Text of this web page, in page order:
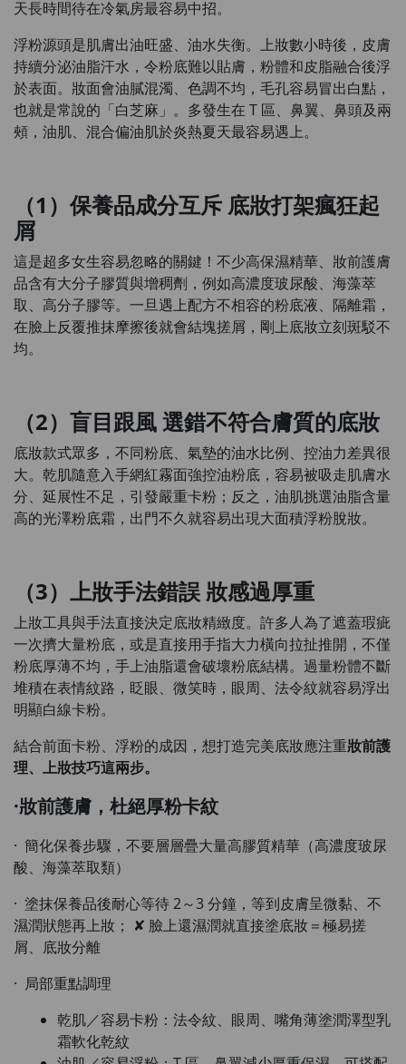
天長時間待在冷氣房最容易中招。
浮粉源頭是肌膚出油旺盛、油水失衡。上妝數小時後，皮膚
持續分泌油脂汗水，令粉底難以貼膚，粉體和皮脂融合後浮
於表面。妝面會油膩混濁、色調不均，毛孔容易冒出白點，
也就是常說的「白芝麻」。多發生在 T 區、鼻翼、鼻頭及兩
頰，油肌、混合偏油肌於炎熱夏天最容易遇上。
（1）保養品成分互斥 底妝打架瘋狂起
屑
這是超多女生容易忽略的關鍵！不少高保濕精華、妝前護膚
品含有大分子膠質與增稠劑，例如高濃度玻尿酸、海藻萃
取、高分子膠等。一旦遇上配方不相容的粉底液、隔離霜，
在臉上反覆推抹摩擦後就會結塊搓屑，剛上底妝立刻斑駁不
均。
（2）盲目跟風 選錯不符合膚質的底妝
底妝款式眾多，不同粉底、氣墊的油水比例、控油力差異很
大。乾肌隨意入手網紅霧面強控油粉底，容易被吸走肌膚水
分、延展性不足，引發嚴重卡粉；反之，油肌挑選油脂含量
高的光澤粉底霜，出門不久就容易出現大面積浮粉脫妝。
（3）上妝手法錯誤 妝感過厚重
上妝工具與手法直接決定底妝精緻度。許多人為了遮蓋瑕疵
一次擠大量粉底，或是直接用手指大力橫向拉扯推開，不僅
粉底厚薄不均，手上油脂還會破壞粉底結構。過量粉體不斷
堆積在表情紋路，眨眼、微笑時，眼周、法令紋就容易浮出
明顯白線卡粉。
結合前面卡粉、浮粉的成因，想打造完美底妝應注重妝前護
理、上妝技巧這兩步。
·妝前護膚，杜絕厚粉卡紋
· 簡化保養步驟，不要層層疊大量高膠質精華（高濃度玻尿
酸、海藻萃取類）
· 塗抹保養品後耐心等待 2～3 分鐘，等到皮膚呈微黏、不
濕潤狀態再上妝； ✘ 臉上還濕潤就直接塗底妝＝極易搓
屑、底妝分離
· 局部重點調理
乾肌／容易卡粉：法令紋、眼周、嘴角薄塗潤澤型乳
霜軟化乾紋